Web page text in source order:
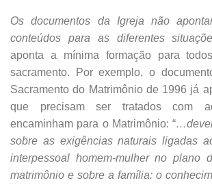
Os documentos da Igreja não
conteúdos para as diferentes
aponta a mínima formação para
sacramento. Por exemplo, o
Sacramento do Matrimônio de 1996 já
que precisam ser tratados com
encaminham para o Matrimônio: “
sobre as exigências naturais ligadas
interpessoal homem-mulher no plano
matrimônio e sobre a família: o